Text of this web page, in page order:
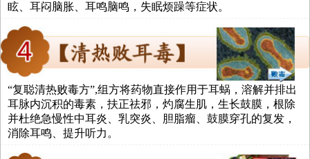
眩、耳闷脑胀、耳鸣脑鸣，失眠烦躁等症状。
“复聪清热败毒方”,组方将药物直接作用于耳蜗，溶解并排出
耳脉内沉积的毒素，扶正祛邪，灼腐生肌，生长鼓膜，根除
并杜绝急慢性中耳炎、乳突炎、胆脂瘤、鼓膜穿孔的复发，
消除耳鸣、提升听力。